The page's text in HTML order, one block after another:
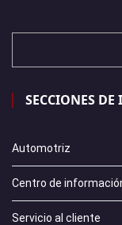
SECCIONES DE
Automotriz
Centro de
Servicio al cliente